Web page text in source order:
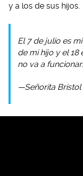
y a los de sus hijos.
El 7 de julio es
de mi hijo y el 18
no va a funcionar.
—Señorita Bristol